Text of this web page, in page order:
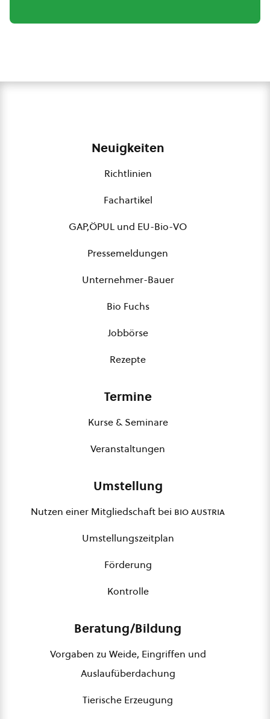
Neuigkeiten
Richtlinien
Fachartikel
GAP,ÖPUL und EU-Bio-VO
Pressemeldungen
Unternehmer-Bauer
Bio Fuchs
Jobbörse
Rezepte
Termine
Kurse & Seminare
Veranstaltungen
Umstellung
Nutzen einer Mitgliedschaft bei bio austria
Umstellungszeitplan
Förderung
Kontrolle
Beratung/Bildung
Vorgaben zu Weide, Eingriffen und
Auslaufüberdachung
Tierische Erzeugung